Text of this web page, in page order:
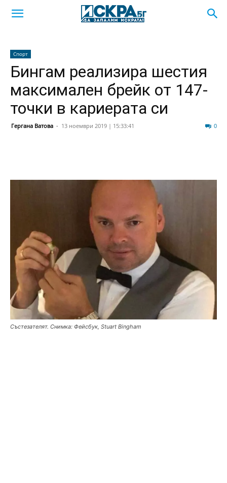
Спорт
Бингам реализира шестия
максимален брейк от 147-
точки в кариерата си
Гергана Ватова - 13 ноември 2019 | 15:33:41 0
Състезателят. Снимка: Фейсбук, Stuart Bingham